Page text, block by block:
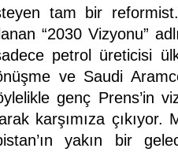
tam bir reformist.
“2030 Vizyonu”
petrol üreticisi
ve Saudi
genç Prens’in
karşımıza çıkıyor.
yakın bir